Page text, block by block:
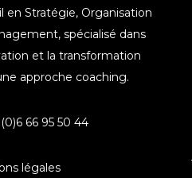
en Stratégie, Organisation
spécialisé dans
et la transformation
approche coaching.
66 95 50 44
légales